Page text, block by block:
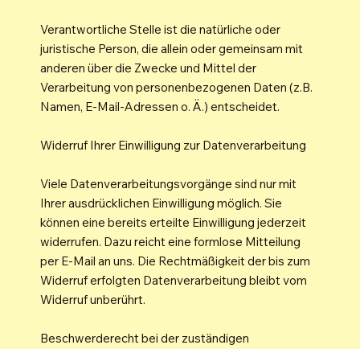
Verantwortliche Stelle ist die natürliche oder
juristische Person, die allein oder gemeinsam mit
anderen über die Zwecke und Mittel der
Verarbeitung von personenbezogenen Daten (z.B.
Namen, E-Mail-Adressen o. Ä.) entscheidet.
Widerruf Ihrer Einwilligung zur Datenverarbeitung
Viele Datenverarbeitungsvorgänge sind nur mit
Ihrer ausdrücklichen Einwilligung möglich. Sie
können eine bereits erteilte Einwilligung jederzeit
widerrufen. Dazu reicht eine formlose Mitteilung
per E-Mail an uns. Die Rechtmäßigkeit der bis zum
Widerruf erfolgten Datenverarbeitung bleibt vom
Widerruf unberührt.
Beschwerderecht bei der zuständigen